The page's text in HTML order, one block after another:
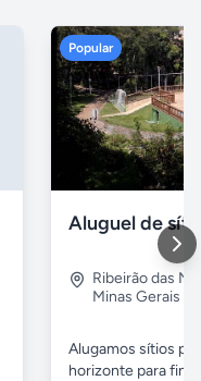
Popular
Ribeirão das
Minas Gerais
Alugamos sítios
horizonte para